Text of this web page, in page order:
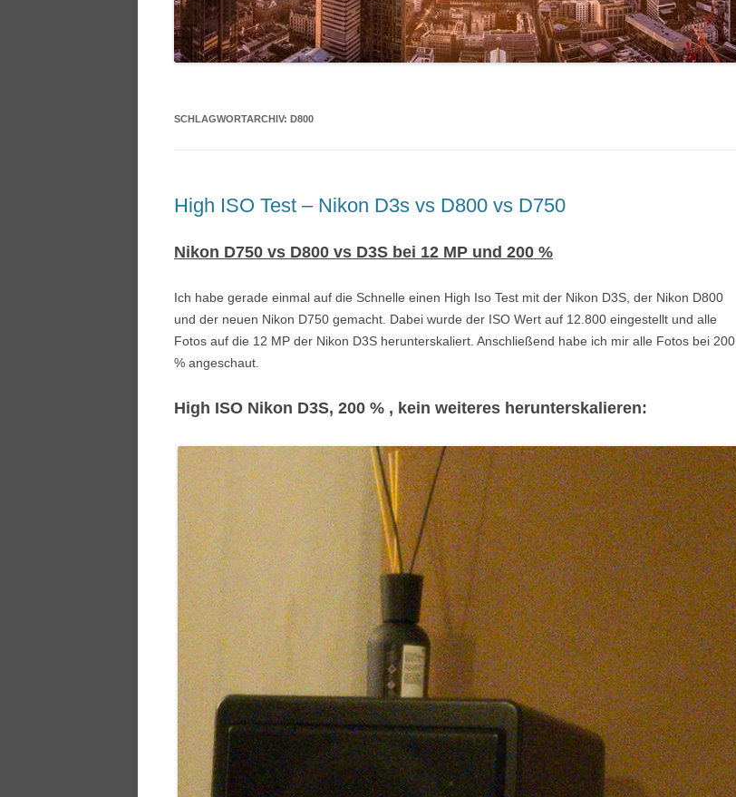
SCHLAGWORTARCHIV: D800
High ISO Test – Nikon D3s vs D800 vs D750
Nikon D750 vs D800 vs D3S bei 12 MP und 200 %
Ich habe gerade einmal auf die Schnelle einen High Iso Test mit der Nikon D3S, der Nikon D800
und der neuen Nikon D750 gemacht. Dabei wurde der ISO Wert auf 12.800 eingestellt und alle
Fotos auf die 12 MP der Nikon D3S herunterskaliert. Anschließend habe ich mir alle Fotos bei 200
% angeschaut.
High ISO Nikon D3S, 200 % , kein weiteres herunterskalieren: